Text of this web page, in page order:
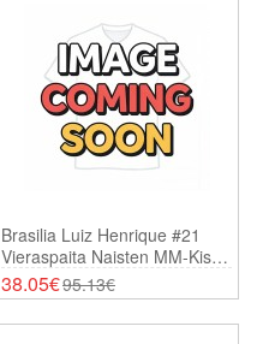
Brasilia Luiz Henrique #21
Vieraspaita Naisten MM-Kisat
2026 Lyhythihainen
38.05€95.13€